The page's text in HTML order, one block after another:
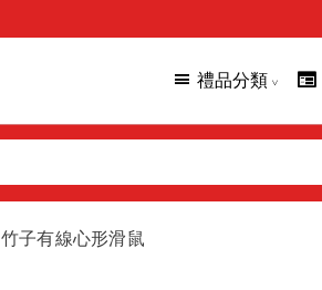
禮品分類
竹子有線心形滑鼠